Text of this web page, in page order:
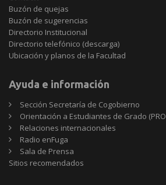
Buzón de quejas
Buzón de sugerencias
Directorio Institucional
Directorio telefónico (descarga)
Ubicación y planos de la Facultad
Ayuda e información
Sección Secretaría de Cogobierno
Orientación a Estudiantes de Grado
Relaciones internacionales
Radio enFuga
Sala de Prensa
Sitios
Sitios recomendados